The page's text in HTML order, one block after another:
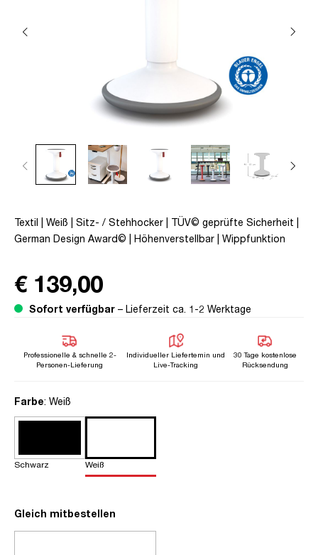
Textil | Weiß | Sitz- / Stehhocker | TÜV© geprüfte Sicherheit |
German Design Award© | Höhenverstellbar | Wippfunktion
€ 139,00
Sofort verfügbar – Lieferzeit ca. 1-2 Werktage
Professionelle & schnelle 2-
Personen-Lieferung
Individueller Liefertemin und
Live-Tracking
30 Tage kostenlose
Rücksendung
Farbeauswählen
: Weiß
Schwarz Weiß
Gleich mitbestellen